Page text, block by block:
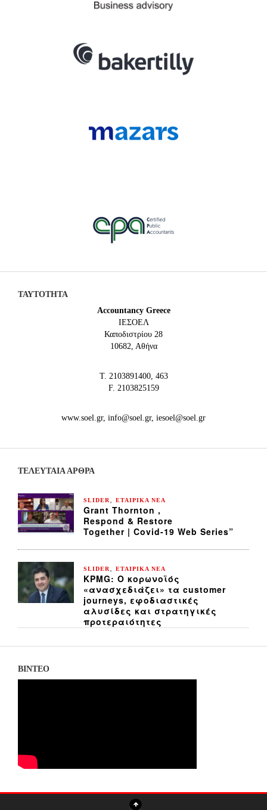
ΤΑΥΤΟΤΗΤΑ
Accountancy Greece
IEΣΟΕΛ
Καποδιστρίου 28
10682, Αθήνα
Τ. 2103891400, 463
F. 2103825159
www.soel.gr, info@soel.gr, iesoel@soel.gr
ΤΕΛΕΥΤΑΙΑ ΆΡΘΡΑ
SLIDER ΕΤΑΙΡΙΚΑ ΝΕΑ
Grant Thornton ,
Respond & Restore
Together | Covid-19 Web Series”
SLIDER ΕΤΑΙΡΙΚΑ ΝΕΑ
KPMG: Ο κορωνοϊός
«ανασχεδιάζει» τα customer
journeys, εφοδιαστικές
αλυσίδες και στρατηγικές
προτεραιότητες
ΒΙΝΤΕΟ